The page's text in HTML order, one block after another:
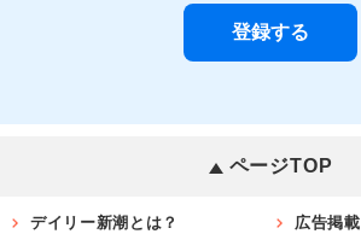
ページTOP
デイリー新潮とは？ 広告掲載